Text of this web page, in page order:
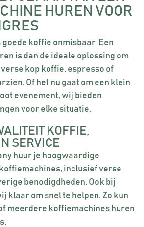
HUREN VOOR
goede koffie onmisbaar. Een
is dan de ideale oplossing om
kop koffie, espresso of
Of het nu gaat om een klein
evenement, wij bieden
voor elke situatie.
KOFFIE,
SERVICE
huur je hoogwaardige
inclusief verse
benodigdheden. Ook bij
klaar om snel te helpen. Zo kun
meerdere koffiemachines huren